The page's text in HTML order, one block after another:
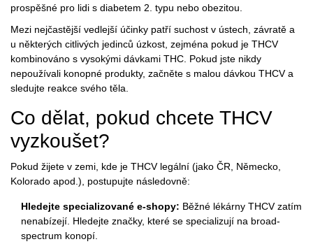
prospěšné pro lidi s diabetem 2. typu nebo obezitou.
Mezi nejčastější vedlejší účinky patří suchost v ústech, závratě a
u některých citlivých jedinců úzkost, zejména pokud je THCV
kombinováno s vysokými dávkami THC. Pokud jste nikdy
nepoužívali konopné produkty, začněte s malou dávkou THCV a
sledujte reakce svého těla.
Co dělat, pokud chcete THCV
vyzkoušet?
Pokud žijete v zemi, kde je THCV legální (jako ČR, Německo,
Kolorado apod.), postupujte následovně:
Hledejte specializované e-shopy: Běžné lékárny THCV zatím
nenabízejí. Hledejte značky, které se specializují na broad-
spectrum konopí.